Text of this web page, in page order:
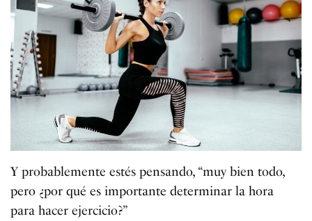
Y probablemente estés pensando, “muy bien todo,
pero ¿por qué es importante determinar la hora
para hacer ejercicio?”